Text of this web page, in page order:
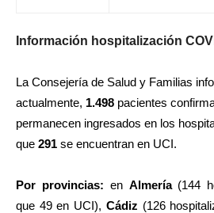
Información hospitalización
La Consejería de Salud y Familias
actualmente, 1.498 pacientes
permanecen ingresados en los
que 291 se encuentran en UCI.
Por provincias: en Almería(144
que 49 en UCI), Cádiz (126